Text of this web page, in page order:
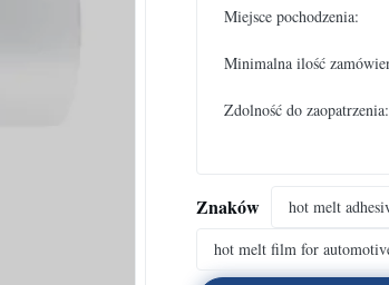
Miejsce pochodzenia:
Minimalna ilość
Zdolność do zaopatrzenia:
Znaków hot melt
hot melt film for